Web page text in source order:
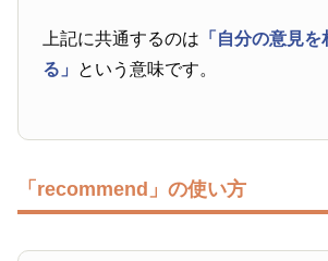
上記に共通するのは 「自分の意見
る」 という意味です。
「recommend」の使い方